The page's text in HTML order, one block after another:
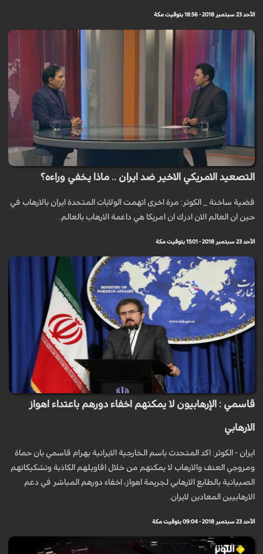
الأحد 23 سبتمبر 2018 - 18:56 بتوقيت مكة
التصعيد الامريكي الاخير ضد ايران .. ماذا يخفي وراءه؟
قضية ساخنة _ الكوثر: مرة اخرى اتهمت الولايات المتحدة ايران بالارهاب في
حين ان العالم الان ادرك ان امريكا هي داعمة الارهاب بالعالم.
الأحد 23 سبتمبر 2018 - 15:01 بتوقيت مكة
قاسمي : الإرهابيون لا يمكنهم اخفاء دورهم باعتداء اهواز
الارهابي
ايران - الكوثر: اكد المتحدث باسم الخارجیة الایرانیة بهرام قاسمي بان حماة
ومروجي العنف والارهاب لا یمكنهم من خلال اقاویلهم الكاذبة وتشكیكاتهم
الصبیانیة بالطابع الارهابي لجریمة اهواز، اخفاء دورهم المباشر في دعم
الارهابیین المعادین لایران.
الأحد 23 سبتمبر 2018 - 09:04 بتوقيت مكة